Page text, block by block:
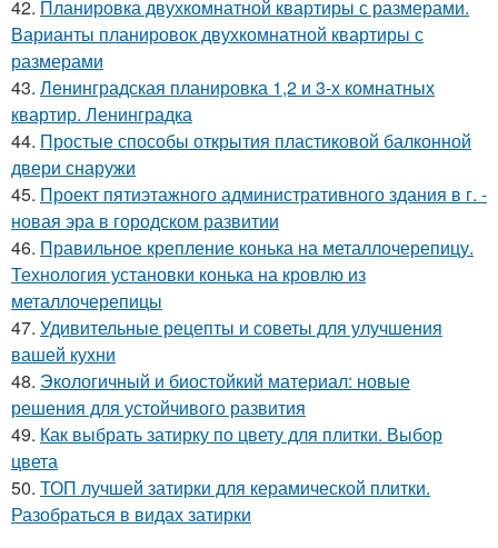
42. Планировка двухкомнатной квартиры с размерами.
Варианты планировок двухкомнатной квартиры с
размерами
43. Ленинградская планировка 1,2 и 3-х комнатных
квартир. Ленинградка
44. Простые способы открытия пластиковой балконной
двери снаружи
45. Проект пятиэтажного административного здания в г. -
новая эра в городском развитии
46. Правильное крепление конька на металлочерепицу.
Технология установки конька на кровлю из
металлочерепицы
47. Удивительные рецепты и советы для улучшения
вашей кухни
48. Экологичный и биостойкий материал: новые
решения для устойчивого развития
49. Как выбрать затирку по цвету для плитки. Выбор
цвета
50. ТОП лучшей затирки для керамической плитки.
Разобраться в видах затирки